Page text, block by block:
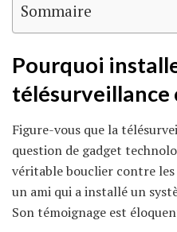
Sommaire
Pourquoi
télésurveillance
Figure-vous que la
question de gadget
véritable bouclier contre les
un ami qui a installé un
Son témoignage est